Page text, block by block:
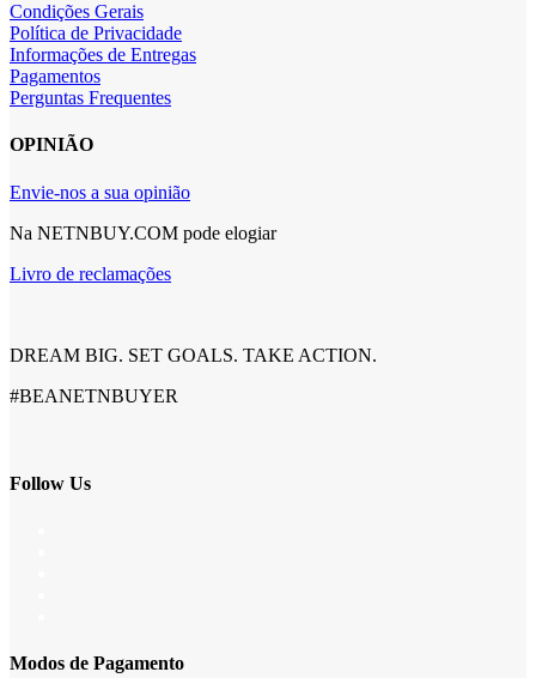
Condições Gerais
Política de Privacidade
Informações de Entregas
Pagamentos
Perguntas Frequentes
OPINIÃO
Envie-nos a sua opinião
Na NETNBUY.COM pode elogiar
Livro de reclamações
DREAM BIG. SET GOALS. TAKE ACTION.
#BEANETNBUYER
Follow Us
Modos de Pagamento